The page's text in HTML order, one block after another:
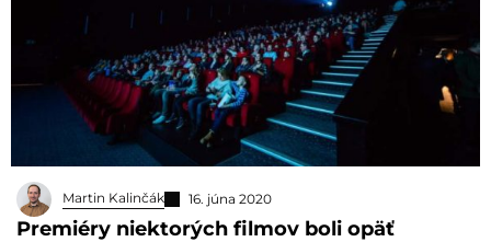
Martin Kalinčák 16. júna 2020
Premiéry niektorých filmov boli opäť